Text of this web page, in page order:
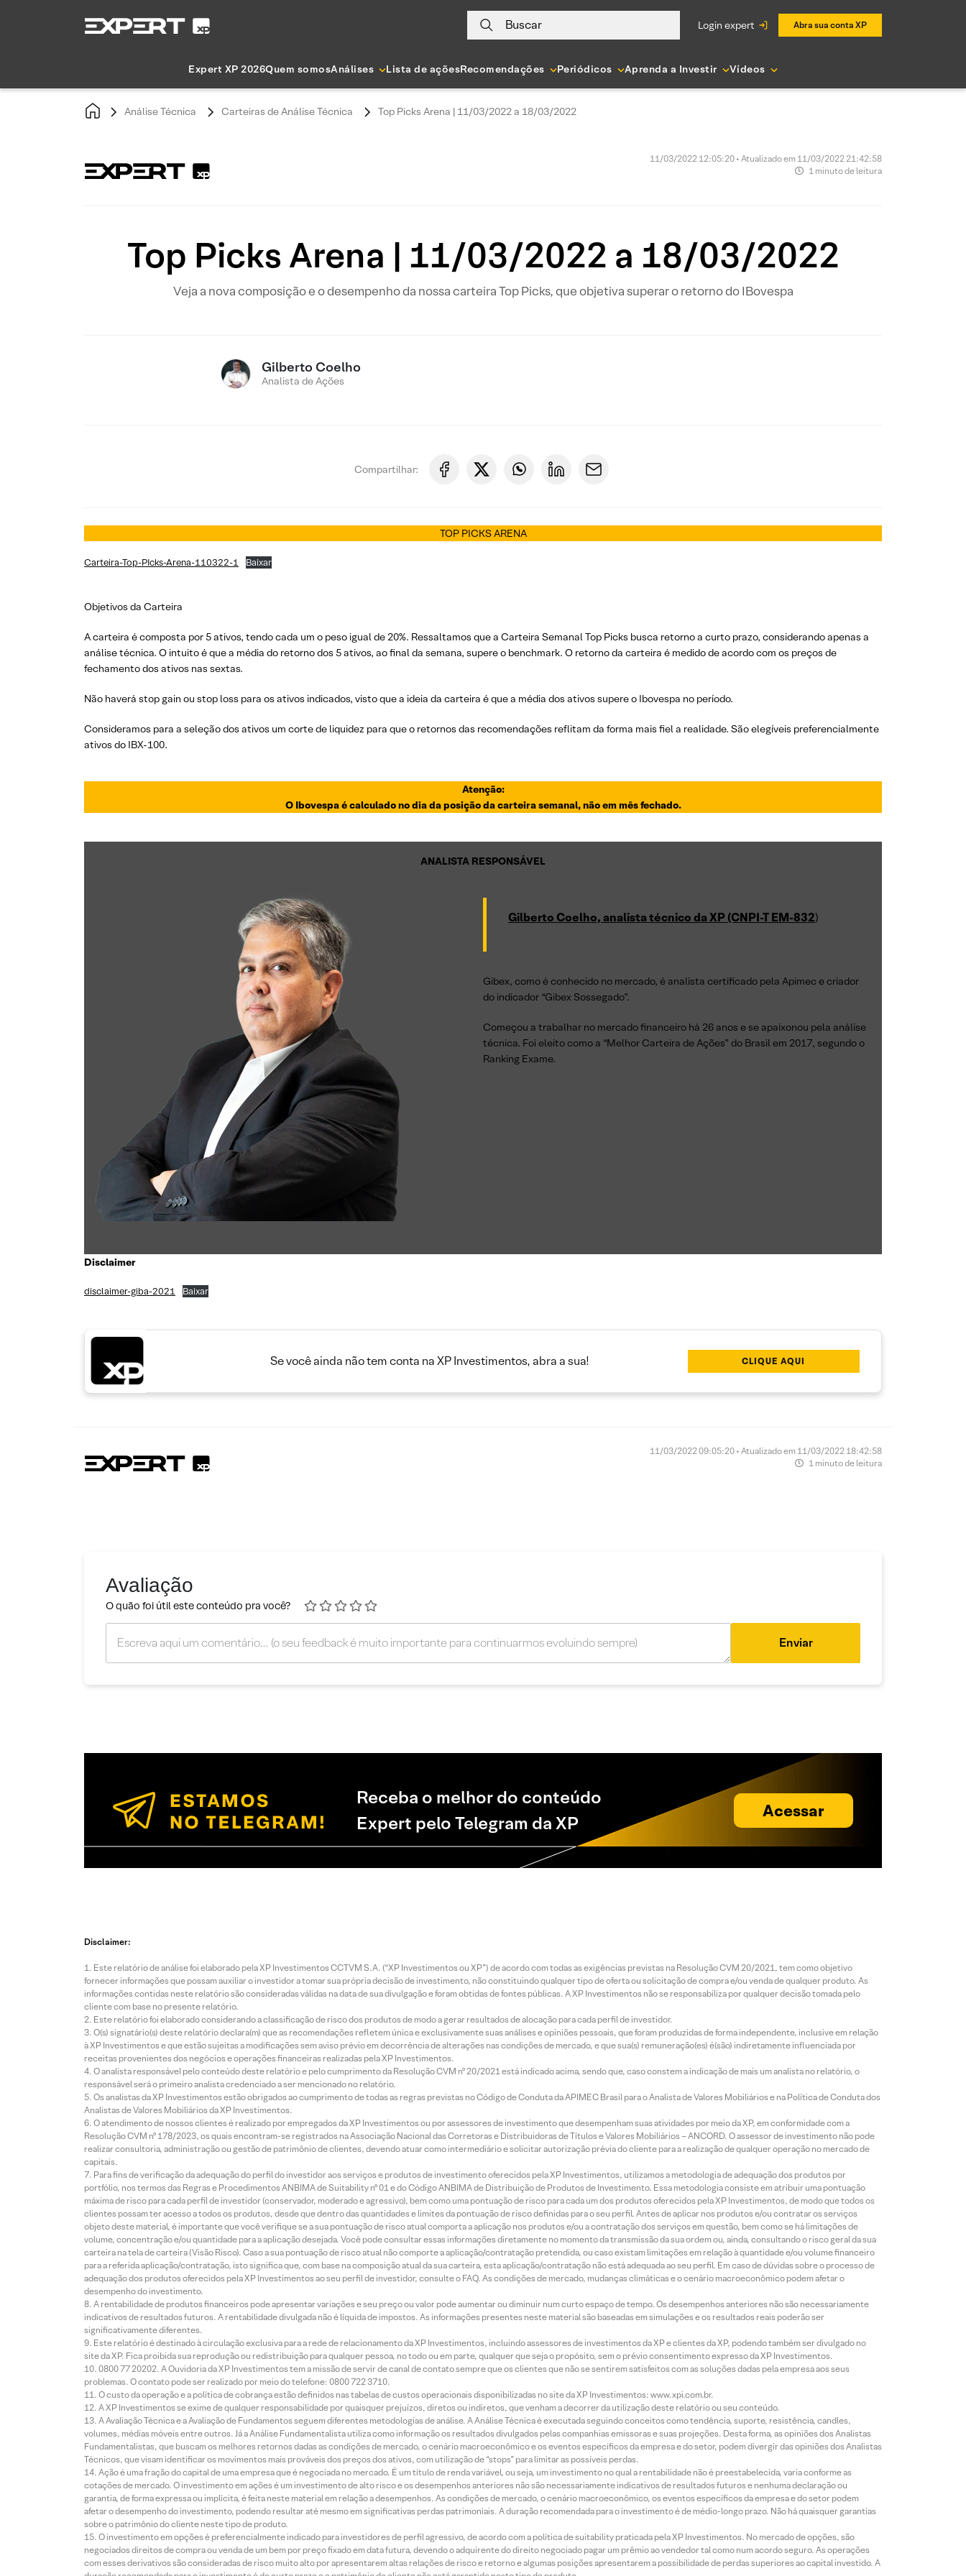
Buscar login expert Abra sua conta XP
Expert XP 2026Quem somosAnálises Lista de açõesRecomendações Periódicos Aprenda a Investir Vídeos
Análise Técnica Carteiras de Análise Técnica Top Picks Arena | 11/03/2022 a 18/03/2022
11/03/2022 12:05:20 • Atualizado em 11/03/2022 21:42:58
1 minuto de leitura
Top Picks Arena | 11/03/2022 a 18/03/2022
Veja a nova composição e o desempenho da nossa carteira Top Picks, que objetiva superar o retorno do IBovespa
Gilberto Coelho
Analista de Ações
Compartilhar:
TOP PICKS ARENA
Carteira-Top-PIcks-Arena-110322-1 Baixar
Objetivos da Carteira
A carteira é composta por 5 ativos, tendo cada um o peso igual de 20%. Ressaltamos que a Carteira Semanal Top Picks busca retorno a curto prazo, considerando apenas a
análise técnica. O intuito é que a média do retorno dos 5 ativos, ao final da semana, supere o benchmark. O retorno da carteira é medido de acordo com os preços de
fechamento dos ativos nas sextas.
Não haverá stop gain ou stop loss para os ativos indicados, visto que a ideia da carteira é que a média dos ativos supere o Ibovespa no período.
Consideramos para a seleção dos ativos um corte de liquidez para que o retornos das recomendações reflitam da forma mais fiel a realidade. São elegíveis preferencialmente
ativos do IBX-100.
Atenção:
O Ibovespa é calculado no dia da posição da carteira semanal, não em mês fechado.
ANALISTA RESPONSÁVEL
Gilberto Coelho, analista técnico da XP (CNPI-T EM-832)
Gibex, como é conhecido no mercado, é analista certificado pela Apimec e criador
do indicador “Gibex Sossegado”.
Começou a trabalhar no mercado financeiro há 26 anos e se apaixonou pela análise
técnica. Foi eleito como a “Melhor Carteira de Ações” do Brasil em 2017, segundo o
Ranking Exame.
Disclaimer
disclaimer-giba-2021 Baixar
Se você ainda não tem conta na XP Investimentos, abra a sua! CLIQUE AQUI
11/03/2022 09:05:20 • Atualizado em 11/03/2022 18:42:58
1 minuto de leitura
Avaliação
O quão foi útil este conteúdo pra você?
Enviar
Receba o melhor do conteúdo
Expert pelo Telegram da XP
Acessar
Disclaimer:
Este relatório de análise foi elaborado pela XP Investimentos CCTVM S.A. (“XP Investimentos ou XP”) de acordo com todas as exigências previstas na Resolução CVM 20/2021, tem como objetivo
fornecer informações que possam auxiliar o investidor a tomar sua própria decisão de investimento, não constituindo qualquer tipo de oferta ou solicitação de compra e/ou venda de qualquer produto. As
informações contidas neste relatório são consideradas válidas na data de sua divulgação e foram obtidas de fontes públicas. A XP Investimentos não se responsabiliza por qualquer decisão tomada pelo
cliente com base no presente relatório.
Este relatório foi elaborado considerando a classificação de risco dos produtos de modo a gerar resultados de alocação para cada perfil de investidor.
O(s) signatário(s) deste relatório declara(m) que as recomendações refletem única e exclusivamente suas análises e opiniões pessoais, que foram produzidas de forma independente, inclusive em relação
à XP Investimentos e que estão sujeitas a modificações sem aviso prévio em decorrência de alterações nas condições de mercado, e que sua(s) remuneração(es) é(são) indiretamente influenciada por
receitas provenientes dos negócios e operações financeiras realizadas pela XP Investimentos.
O analista responsável pelo conteúdo deste relatório e pelo cumprimento da Resolução CVM nº 20/2021 está indicado acima, sendo que, caso constem a indicação de mais um analista no relatório, o
responsável será o primeiro analista credenciado a ser mencionado no relatório.
Os analistas da XP Investimentos estão obrigados ao cumprimento de todas as regras previstas no Código de Conduta da APIMEC Brasil para o Analista de Valores Mobiliários e na Política de Conduta dos
Analistas de Valores Mobiliários da XP Investimentos.
O atendimento de nossos clientes é realizado por empregados da XP Investimentos ou por assessores de investimento que desempenham suas atividades por meio da XP, em conformidade com a
Resolução CVM nº 178/2023, os quais encontram-se registrados na Associação Nacional das Corretoras e Distribuidoras de Títulos e Valores Mobiliários – ANCORD. O assessor de investimento não pode
realizar consultoria, administração ou gestão de patrimônio de clientes, devendo atuar como intermediário e solicitar autorização prévia do cliente para a realização de qualquer operação no mercado de
capitais.
Para fins de verificação da adequação do perfil do investidor aos serviços e produtos de investimento oferecidos pela XP Investimentos, utilizamos a metodologia de adequação dos produtos por
portfólio, nos termos das Regras e Procedimentos ANBIMA de Suitability nº 01 e do Código ANBIMA de Distribuição de Produtos de Investimento. Essa metodologia consiste em atribuir uma pontuação
máxima de risco para cada perfil de investidor (conservador, moderado e agressivo), bem como uma pontuação de risco para cada um dos produtos oferecidos pela XP Investimentos, de modo que todos os
clientes possam ter acesso a todos os produtos, desde que dentro das quantidades e limites da pontuação de risco definidas para o seu perfil. Antes de aplicar nos produtos e/ou contratar os serviços
objeto deste material, é importante que você verifique se a sua pontuação de risco atual comporta a aplicação nos produtos e/ou a contratação dos serviços em questão, bem como se há limitações de
volume, concentração e/ou quantidade para a aplicação desejada. Você pode consultar essas informações diretamente no momento da transmissão da sua ordem ou, ainda, consultando o risco geral da sua
carteira na tela de carteira (Visão Risco). Caso a sua pontuação de risco atual não comporte a aplicação/contratação pretendida, ou caso existam limitações em relação à quantidade e/ou volume financeiro
para a referida aplicação/contratação, isto significa que, com base na composição atual da sua carteira, esta aplicação/contratação não está adequada ao seu perfil. Em caso de dúvidas sobre o processo de
adequação dos produtos oferecidos pela XP Investimentos ao seu perfil de investidor, consulte o FAQ. As condições de mercado, mudanças climáticas e o cenário macroeconômico podem afetar o
desempenho do investimento.
A rentabilidade de produtos financeiros pode apresentar variações e seu preço ou valor pode aumentar ou diminuir num curto espaço de tempo. Os desempenhos anteriores não são necessariamente
indicativos de resultados futuros. A rentabilidade divulgada não é líquida de impostos. As informações presentes neste material são baseadas em simulações e os resultados reais poderão ser
significativamente diferentes.
Este relatório é destinado à circulação exclusiva para a rede de relacionamento da XP Investimentos, incluindo assessores de investimentos da XP e clientes da XP, podendo também ser divulgado no
site da XP. Fica proibida sua reprodução ou redistribuição para qualquer pessoa, no todo ou em parte, qualquer que seja o propósito, sem o prévio consentimento expresso da XP Investimentos.
0800 77 20202. A Ouvidoria da XP Investimentos tem a missão de servir de canal de contato sempre que os clientes que não se sentirem satisfeitos com as soluções dadas pela empresa aos seus
problemas. O contato pode ser realizado por meio do telefone: 0800 722 3710.
O custo da operação e a política de cobrança estão definidos nas tabelas de custos operacionais disponibilizadas no site da XP Investimentos: www.xpi.com.br.
A XP Investimentos se exime de qualquer responsabilidade por quaisquer prejuízos, diretos ou indiretos, que venham a decorrer da utilização deste relatório ou seu conteúdo.
A Avaliação Técnica e a Avaliação de Fundamentos seguem diferentes metodologias de análise. A Análise Técnica é executada seguindo conceitos como tendência, suporte, resistência, candles,
volumes, médias móveis entre outros. Já a Análise Fundamentalista utiliza como informação os resultados divulgados pelas companhias emissoras e suas projeções. Desta forma, as opiniões dos Analistas
Fundamentalistas, que buscam os melhores retornos dadas as condições de mercado, o cenário macroeconômico e os eventos específicos da empresa e do setor, podem divergir das opiniões dos Analistas
Técnicos, que visam identificar os movimentos mais prováveis dos preços dos ativos, com utilização de “stops” para limitar as possíveis perdas.
Ação é uma fração do capital de uma empresa que é negociada no mercado. É um título de renda variável, ou seja, um investimento no qual a rentabilidade não é preestabelecida, varia conforme as
cotações de mercado. O investimento em ações é um investimento de alto risco e os desempenhos anteriores não são necessariamente indicativos de resultados futuros e nenhuma declaração ou
garantia, de forma expressa ou implícita, é feita neste material em relação a desempenhos. As condições de mercado, o cenário macroeconômico, os eventos específicos da empresa e do setor podem
afetar o desempenho do investimento, podendo resultar até mesmo em significativas perdas patrimoniais. A duração recomendada para o investimento é de médio-longo prazo. Não há quaisquer garantias
sobre o patrimônio do cliente neste tipo de produto.
O investimento em opções é preferencialmente indicado para investidores de perfil agressivo, de acordo com a política de suitability praticada pela XP Investimentos. No mercado de opções, são
negociados direitos de compra ou venda de um bem por preço fixado em data futura, devendo o adquirente do direito negociado pagar um prêmio ao vendedor tal como num acordo seguro. As operações
com esses derivativos são consideradas de risco muito alto por apresentarem altas relações de risco e retorno e algumas posições apresentarem a possibilidade de perdas superiores ao capital investido. A